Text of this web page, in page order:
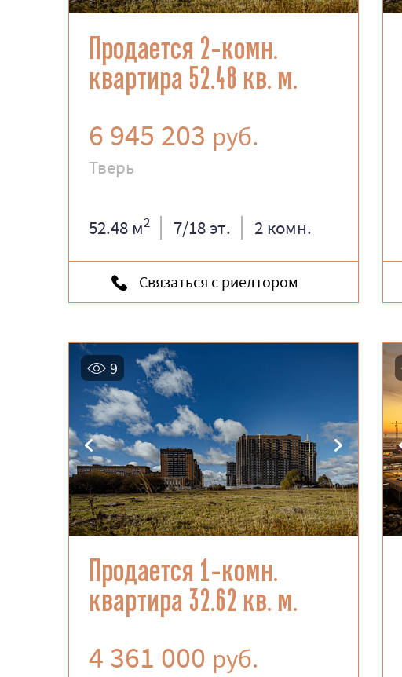
Продается 2-комн.
квартира 52.48 кв. м.
6 945 203 руб.
Тверь
52.48 м2 7/18 эт. 2 комн.
Связаться с риелтором
9
Продается 1-комн.
квартира 32.62 кв. м.
4 361 000 руб.